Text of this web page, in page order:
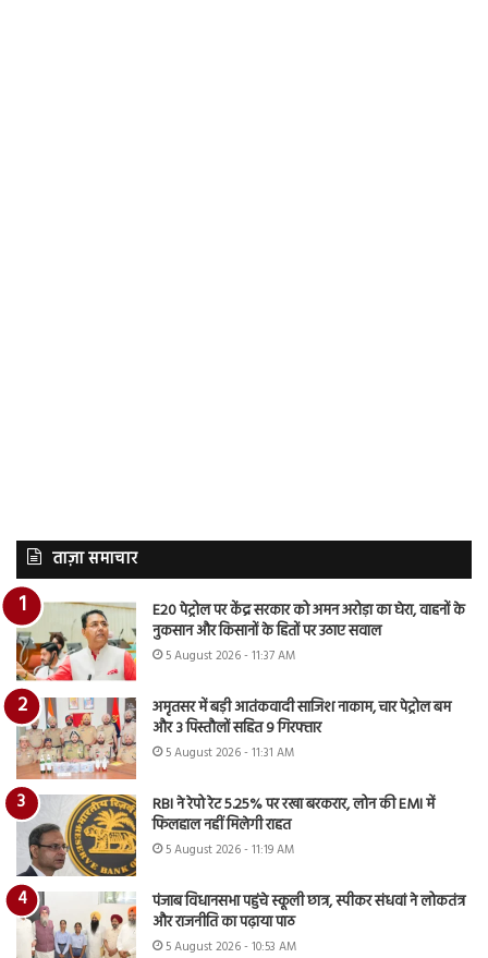
ताज़ा समाचार
E20 पेट्रोल पर केंद्र सरकार को अमन अरोड़ा का घेरा, वाहनों के
नुकसान और किसानों के हितों पर उठाए सवाल
5 August 2026 - 11:37 AM
अमृतसर में बड़ी आतंकवादी साजिश नाकाम, चार पेट्रोल बम
और 3 पिस्तौलों सहित 9 गिरफ्तार
5 August 2026 - 11:31 AM
RBI ने रेपो रेट 5.25% पर रखा बरकरार, लोन की EMI में
फिलहाल नहीं मिलेगी राहत
5 August 2026 - 11:19 AM
पंजाब विधानसभा पहुंचे स्कूली छात्र, स्पीकर संधवां ने लोकतंत्र
और राजनीति का पढ़ाया पाठ
5 August 2026 - 10:53 AM